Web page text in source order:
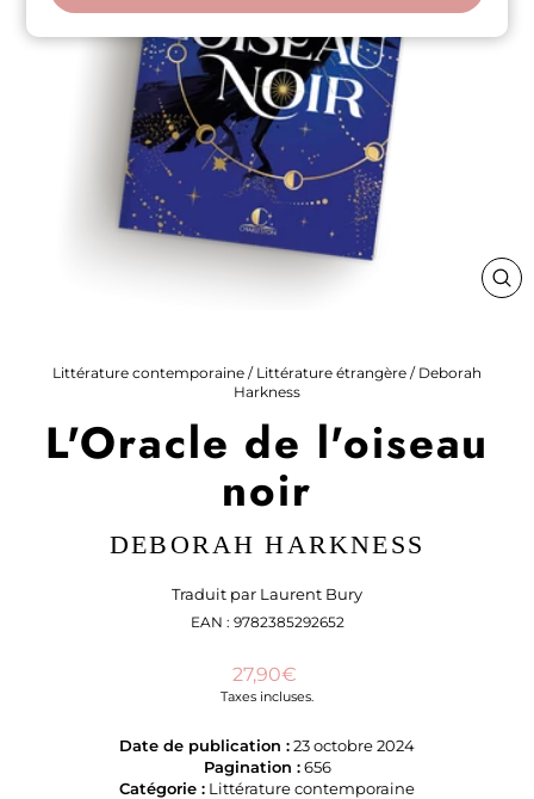
Littérature contemporaine / Littérature étrangère / Deborah
Harkness
L'Oracle de l'oiseau
noir
DEBORAH HARKNESS
Traduit par Laurent Bury
EAN : 9782385292652
Prix
régulier
27,90€
Taxes incluses.
Date de publication : 23 octobre 2024
Pagination :656
Catégorie : Littérature contemporaine